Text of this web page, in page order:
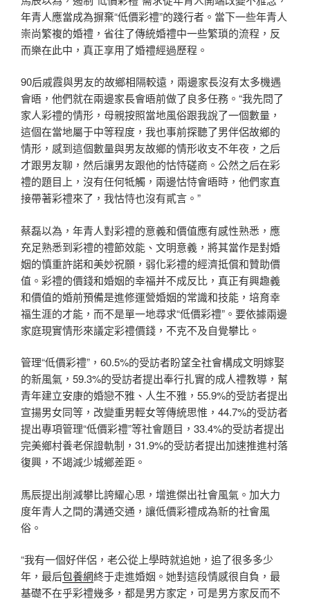
年青人應當成為摒棄“低價彩禮”的踐行者。當下一些年青人
崇尚繁複的婚禮，省往了傳統婚禮中一些繁瑣的流程，反
而樂在此中，真正享用了婚禮經過歷程。
90后戚霞與男友的故鄉相隔較遠，兩邊家長沒有太多機遇
會晤，他們就在兩邊家長會晤前做了良多任務。“我先問了
家人彩禮的情形，母親按照當地風俗跟我說了一個數量，
這個在當地屬于中等程度，我也事前探聽了男伴侶故鄉的
情形，感到這個數量與男友故鄉的情形收支不年夜，之后
才跟男友聊，然后讓男友跟他的怙恃磋商。公然之后在彩
禮的題目上，沒有任何牴觸，兩邊怙恃會晤時，他們家直
接帶著彩禮來了，我怙恃也沒有貳言。”
蔡磊以為，年青人對彩禮的意義和價值應有感性熟悉，應
充足熟悉到彩禮的禮節效能、文明意義，將其當作是對婚
姻的慎重許諾和美妙祝願，弱化彩禮的經濟抵償和贊助價
值。彩禮的價錢和婚姻的幸福并不成反比，真正有興趣義
和價值的婚前預備是進修運營婚姻的常識和技能，培育幸
福生涯的才能，而不是單一地尋求“低價彩禮”。要依據兩邊
家庭現實情形來議定彩禮價錢，不克不及自覺攀比。
管理“低價彩禮”，60.5%的受訪者盼望全社會構成文明嫁娶
的新風氣，59.3%的受訪者提出奉行扎實的成人禮教導，幫
青年建立安康的婚戀不雅、人生不雅，55.9%的受訪者提出
宣揚男女同等，改變重男輕女等傳統思惟，44.7%的受訪者
提出專項管理“低價彩禮”等社會題目，33.4%的受訪者提出
完美鄉村養老保證軌制，31.9%的受訪者提出加速推進村落
復興，不竭減少城鄉差距。
馬辰提出削減攀比誇耀心思，增進傑出社會風氣。加大力
度年青人之間的溝通交通，讓低價彩禮成為新的社會風
俗。
“我有一個好伴侶，老公從上學時就追她，追了很多多少
年，最后包養網終于走進婚姻。她對這段情感很自負，最
基礎不在乎彩禮幾多，都是男方家定，可是男方家反而不